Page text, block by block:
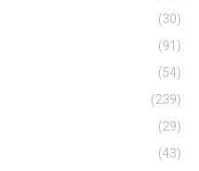
(30)
(91)
(54)
(239)
(29)
(43)